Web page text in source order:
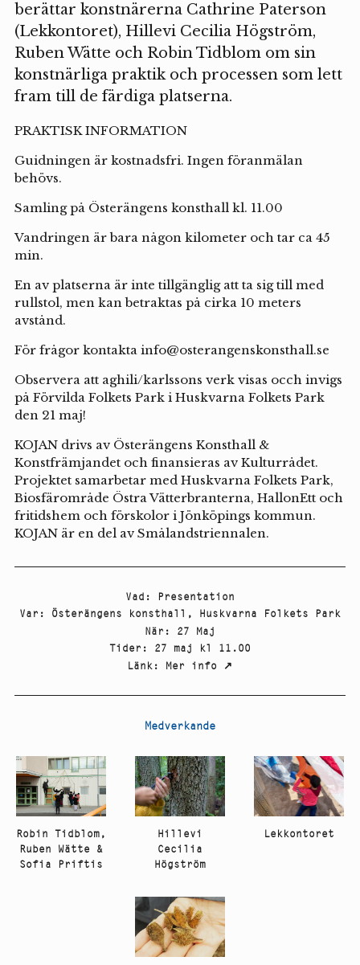
berättar konstnärerna Cathrine Paterson
(Lekkontoret), Hillevi Cecilia Högström,
Ruben Wätte och Robin Tidblom om sin
konstnärliga praktik och processen som lett
fram till de färdiga platserna.
PRAKTISK INFORMATION
Guidningen är kostnadsfri. Ingen föranmälan
behövs.
Samling på Österängens konsthall kl. 11.00
Vandringen är bara någon kilometer och tar ca 45
min.
En av platserna är inte tillgänglig att ta sig till med
rullstol, men kan betraktas på cirka 10 meters
avstånd.
För frågor kontakta info@osterangenskonsthall.se
Observera att aghili/karlssons verk visas occh invigs
på Förvilda Folkets Park i Huskvarna Folkets Park
den 21 maj!
KOJAN drivs av Österängens Konsthall &
Konstfrämjandet och finansieras av Kulturrådet.
Projektet samarbetar med Huskvarna Folkets Park,
Biosfärområde Östra Vätterbranterna, HallonEtt och
fritidshem och förskolor i Jönköpings kommun.
KOJAN är en del av Smålandstriennalen.
Vad :
Presentation
Var : Österängens konsthall , Huskvarna Folkets Park
När : 27 Maj
Tider : 27 maj kl 11.00
Länk: Mer info ↗
Medverkande
Robin Tidblom,
Ruben Wätte &
Sofia Priftis
Hillevi
Cecilia
Högström
Lekkontoret